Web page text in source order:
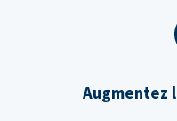
Augmentez